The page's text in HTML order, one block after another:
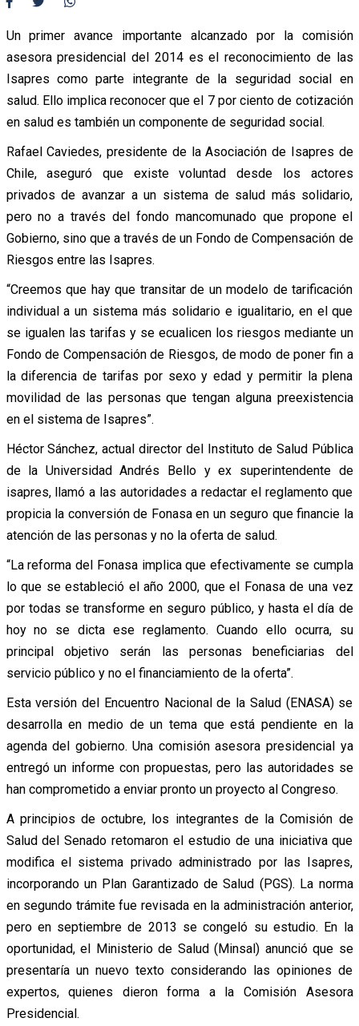
Un primer avance importante alcanzado por la comisión
asesora presidencial del 2014 es el reconocimiento de las
Isapres como parte integrante de la seguridad social en
salud. Ello implica reconocer que el 7 por ciento de cotización
en salud es también un componente de seguridad social.
Rafael Caviedes, presidente de la Asociación de Isapres de
Chile, aseguró que existe voluntad desde los actores
privados de avanzar a un sistema de salud más solidario,
pero no a través del fondo mancomunado que propone el
Gobierno, sino que a través de un Fondo de Compensación de
Riesgos entre las Isapres.
“Creemos que hay que transitar de un modelo de tarificación
individual a un sistema más solidario e igualitario, en el que
se igualen las tarifas y se ecualicen los riesgos mediante un
Fondo de Compensación de Riesgos, de modo de poner fin a
la diferencia de tarifas por sexo y edad y permitir la plena
movilidad de las personas que tengan alguna preexistencia
en el sistema de Isapres”.
Héctor Sánchez, actual director del Instituto de Salud Pública
de la Universidad Andrés Bello y ex superintendente de
isapres, llamó a las autoridades a redactar el reglamento que
propicia la conversión de Fonasa en un seguro que financie la
atención de las personas y no la oferta de salud.
“La reforma del Fonasa implica que efectivamente se cumpla
lo que se estableció el año 2000, que el Fonasa de una vez
por todas se transforme en seguro público, y hasta el día de
hoy no se dicta ese reglamento. Cuando ello ocurra, su
principal objetivo serán las personas beneficiarias del
servicio público y no el financiamiento de la oferta”.
Esta versión del Encuentro Nacional de la Salud (ENASA) se
desarrolla en medio de un tema que está pendiente en la
agenda del gobierno. Una comisión asesora presidencial ya
entregó un informe con propuestas, pero las autoridades se
han comprometido a enviar pronto un proyecto al Congreso.
A principios de octubre, los integrantes de la Comisión de
Salud del Senado retomaron el estudio de una iniciativa que
modifica el sistema privado administrado por las Isapres,
incorporando un Plan Garantizado de Salud (PGS). La norma
en segundo trámite fue revisada en la administración anterior,
pero en septiembre de 2013 se congeló su estudio. En la
oportunidad, el Ministerio de Salud (Minsal) anunció que se
presentaría un nuevo texto considerando las opiniones de
expertos, quienes dieron forma a la Comisión Asesora
Presidencial.